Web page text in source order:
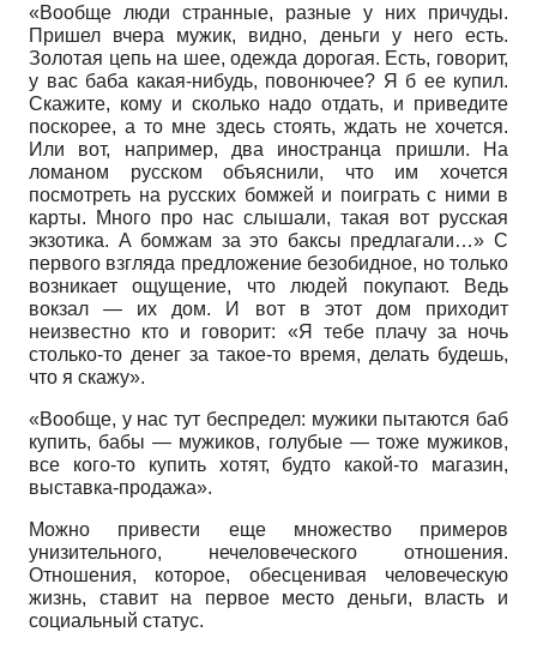
«Вообще люди странные, разные у них причуды.
Пришел вчера мужик, видно, деньги у него есть.
Золотая цепь на шее, одежда дорогая. Есть, говорит,
у вас баба какая-нибудь, повонючее? Я б ее купил.
Скажите, кому и сколько надо отдать, и приведите
поскорее, а то мне здесь стоять, ждать не хочется.
Или вот, например, два иностранца пришли. На
ломаном русском объяснили, что им хочется
посмотреть на русских бомжей и поиграть с ними в
карты. Много про нас слышали, такая вот русская
экзотика. А бомжам за это баксы предлагали…» С
первого взгляда предложение безобидное, но только
возникает ощущение, что людей покупают. Ведь
вокзал — их дом. И вот в этот дом приходит
неизвестно кто и говорит: «Я тебе плачу за ночь
столько-то денег за такое-то время, делать будешь,
что я скажу».
«Вообще, у нас тут беспредел: мужики пытаются баб
купить, бабы — мужиков, голубые — тоже мужиков,
все кого-то купить хотят, будто какой-то магазин,
выставка-продажа».
Можно привести еще множество примеров
унизительного, нечеловеческого отношения.
Отношения, которое, обесценивая человеческую
жизнь, ставит на первое место деньги, власть и
социальный статус.